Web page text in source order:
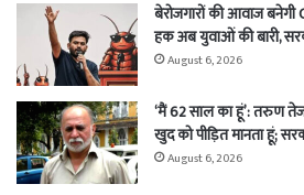
बेरोजगारों की आवाज बनेगी
हक अब युवाओं की बारी,
August 6, 2026
‘मैं 62 साल का हूं’: तरुण
खुद को पीड़ित मानता हूं;
August 6, 2026